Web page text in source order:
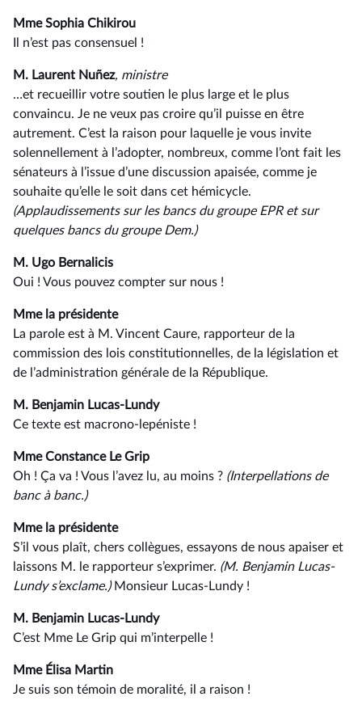
Mme Sophia Chikirou
Il n’est pas consensuel !
M. Laurent Nuñez, ministre
…et recueillir votre soutien le plus large et le plus
convaincu. Je ne veux pas croire qu’il puisse en être
autrement. C’est la raison pour laquelle je vous invite
solennellement à l’adopter, nombreux, comme l’ont fait les
sénateurs à l’issue d’une discussion apaisée, comme je
souhaite qu’elle le soit dans cet hémicycle.
(Applaudissements sur les bancs du groupe EPRetsur
quelquesbancsdugroupeDem.)
M. Ugo Bernalicis
Oui ! Vous pouvez compter sur nous !
Mme la présidente
La parole est à M. Vincent Caure, rapporteur de la
commission des lois constitutionnelles, de la législation et
de l’administration générale de la République.
M. Benjamin Lucas-Lundy
Ce texte est macrono-lepéniste !
Mme Constance Le Grip
Oh ! Ça va ! Vous l’avez lu, au moins ? (Interpellationsde
banc àbanc.)
Mme la présidente
S’il vous plaît, chers collègues, essayons de nous apaiser et
laissons M. le rapporteur s’exprimer. (M. BenjaminLucas-
Lundys’exclame.)Monsieur Lucas-Lundy !
M. Benjamin Lucas-Lundy
C’est Mme Le Grip qui m’interpelle !
Mme Élisa Martin
Je suis son témoin de moralité, il a raison !